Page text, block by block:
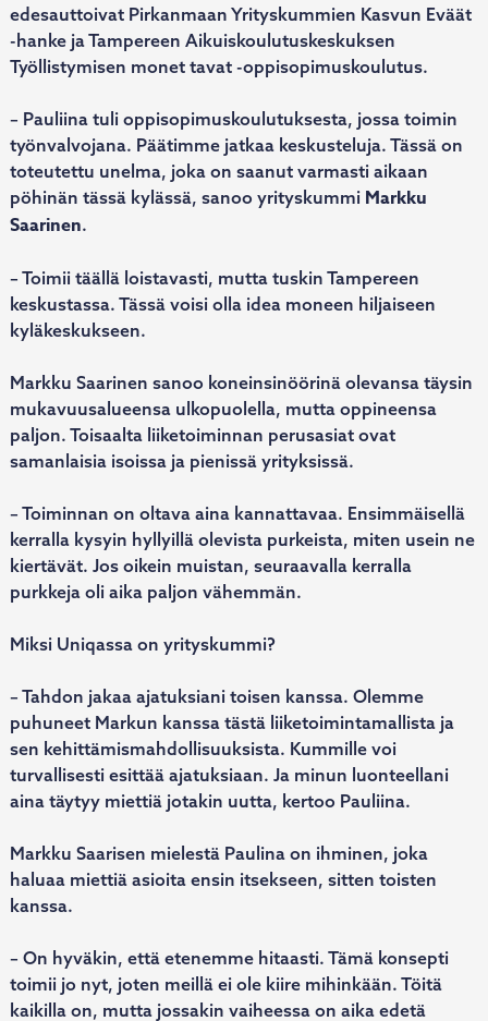
edesauttoivat Pirkanmaan Yrityskummien Kasvun Eväät
-hanke ja Tampereen Aikuiskoulutuskeskuksen
Työllistymisen monet tavat -oppisopimuskoulutus.
– Pauliina tuli oppisopimuskoulutuksesta, jossa toimin
työnvalvojana. Päätimme jatkaa keskusteluja. Tässä on
toteutettu unelma, joka on saanut varmasti aikaan
pöhinän tässä kylässä, sanoo yrityskummi Markku
Saarinen.
– Toimii täällä loistavasti, mutta tuskin Tampereen
keskustassa. Tässä voisi olla idea moneen hiljaiseen
kyläkeskukseen.
Markku Saarinen sanoo koneinsinöörinä olevansa täysin
mukavuusalueensa ulkopuolella, mutta oppineensa
paljon. Toisaalta liiketoiminnan perusasiat ovat
samanlaisia isoissa ja pienissä yrityksissä.
– Toiminnan on oltava aina kannattavaa. Ensimmäisellä
kerralla kysyin hyllyillä olevista purkeista, miten usein ne
kiertävät. Jos oikein muistan, seuraavalla kerralla
purkkeja oli aika paljon vähemmän.
Miksi Uniqassa on yrityskummi?
– Tahdon jakaa ajatuksiani toisen kanssa. Olemme
puhuneet Markun kanssa tästä liiketoimintamallista ja
sen kehittämismahdollisuuksista. Kummille voi
turvallisesti esittää ajatuksiaan. Ja minun luonteellani
aina täytyy miettiä jotakin uutta, kertoo Pauliina.
Markku Saarisen mielestä Paulina on ihminen, joka
haluaa miettiä asioita ensin itsekseen, sitten toisten
kanssa.
– On hyväkin, että etenemme hitaasti. Tämä konsepti
toimii jo nyt, joten meillä ei ole kiire mihinkään. Töitä
kaikilla on, mutta jossakin vaiheessa on aika edetä